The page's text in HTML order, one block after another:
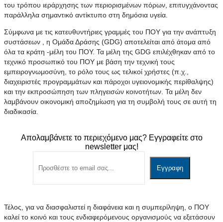
του τρόπου ιεράρχησης των περιορισμένων πόρων, επιτυγχάνοντας
παράλληλα σημαντικό αντίκτυπο στη δημόσια υγεία.
Σύμφωνα με τις κατευθυντήριες γραμμές του ΠΟΥ για την ανάπτυξη
συστάσεων , η Ομάδα Δράσης (GDG) αποτελείται από άτομα από
όλα τα κράτη -μέλη του ΠΟΥ. Τα μέλη της GDG επιλέχθηκαν από το
τεχνικό προσωπικό του ΠΟΥ με βάση την τεχνική τους
εμπειρογνωμοσύνη, το ρόλο τους ως τελικοί χρήστες (π.χ.,
διαχειριστές προγραμμάτων και πάροχοι υγειονομικής περίθαλψης)
και την εκπροσώπηση των πληγεισών κοινοτήτων. Τα μέλη δεν
λαμβάνουν οικονομική αποζημίωση για τη συμβολή τους σε αυτή τη
διαδικασία.
Απολαμβάνετε το περιεχόμενο μας? Εγγραφείτε στο
newsletter μας!
Τέλος, για να διασφαλιστεί η διαφάνεια και η συμπερίληψη, ο ΠΟΥ
καλεί το κοινό και τους ενδιαφερόμενους οργανισμούς να εξετάσουν